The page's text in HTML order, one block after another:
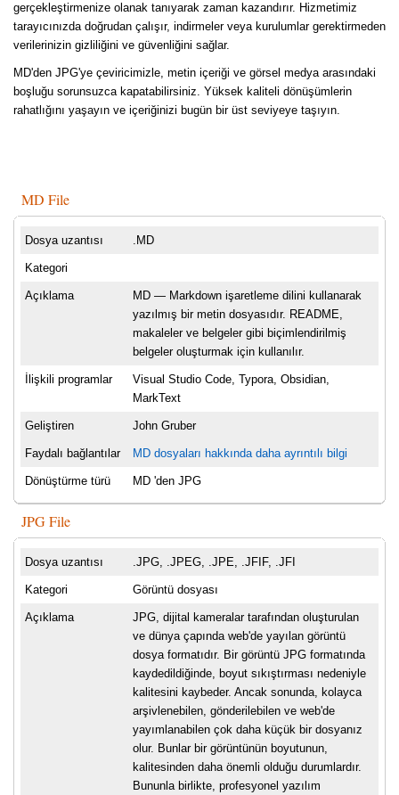
gerçekleştirmenize olanak tanıyarak zaman kazandırır. Hizmetimiz
tarayıcınızda doğrudan çalışır, indirmeler veya kurulumlar gerektirmeden
verilerinizin gizliliğini ve güvenliğini sağlar.
MD'den JPG'ye çeviricimizle, metin içeriği ve görsel medya arasındaki
boşluğu sorunsuzca kapatabilirsiniz. Yüksek kaliteli dönüşümlerin
rahatlığını yaşayın ve içeriğinizi bugün bir üst seviyeye taşıyın.
MD File
Dosya uzantısı .MD
Kategori
Açıklama
MD — Markdown işaretleme dilini kullanarak
yazılmış bir metin dosyasıdır. README,
makaleler ve belgeler gibi biçimlendirilmiş
belgeler oluşturmak için kullanılır.
İlişkili programlar
Visual Studio Code, Typora, Obsidian,
MarkText
Geliştiren John Gruber
Faydalı bağlantılar MD dosyaları hakkında daha ayrıntılı bilgi
Dönüştürme türü MD 'den JPG
JPG File
Dosya uzantısı .JPG, .JPEG, .JPE, .JFIF, .JFI
Kategori Görüntü dosyası
Açıklama
JPG, dijital kameralar tarafından oluşturulan
ve dünya çapında web'de yayılan görüntü
dosya formatıdır. Bir görüntü JPG formatında
kaydedildiğinde, boyut sıkıştırması nedeniyle
kalitesini kaybeder. Ancak sonunda, kolayca
arşivlenebilen, gönderilebilen ve web'de
yayımlanabilen çok daha küçük bir dosyanız
olur. Bunlar bir görüntünün boyutunun,
kalitesinden daha önemli olduğu durumlardır.
Bununla birlikte, profesyonel yazılım